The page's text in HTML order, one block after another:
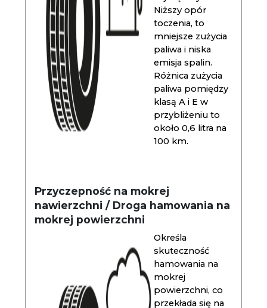
Niższy opór
toczenia, to
mniejsze zużycia
paliwa i niska
emisja spalin.
Różnica zużycia
paliwa pomiędzy
klasą A i E w
przybliżeniu to
około 0,6 litra na
100 km.
Przyczepność na mokrej
nawierzchni / Droga hamowania na
mokrej powierzchni
Określa
skuteczność
hamowania na
mokrej
powierzchni, co
przekłada się na